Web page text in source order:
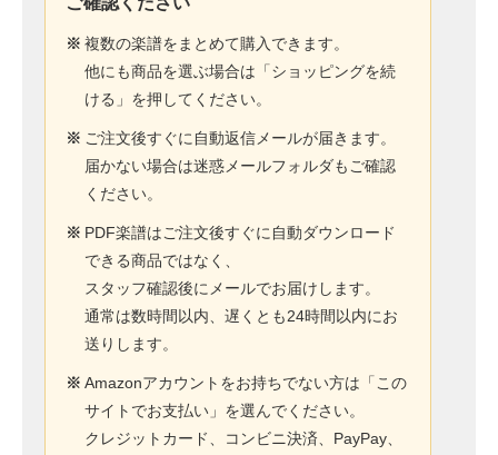
※ 複数の楽譜をまとめて購入できます。
他にも商品を選ぶ場合は「ショッピングを続
ける」を押してください。
※ ご注文後すぐに自動返信メールが届きます。
届かない場合は迷惑メールフォルダもご確認
ください。
※ PDF楽譜はご注文後すぐに自動ダウンロード
できる商品ではなく、
スタッフ確認後にメールでお届けします。
通常は数時間以内、遅くとも24時間以内にお
送りします。
※ Amazonアカウントをお持ちでない方は「この
サイトでお支払い」を選んでください。
クレジットカード、コンビニ決済、PayPay、